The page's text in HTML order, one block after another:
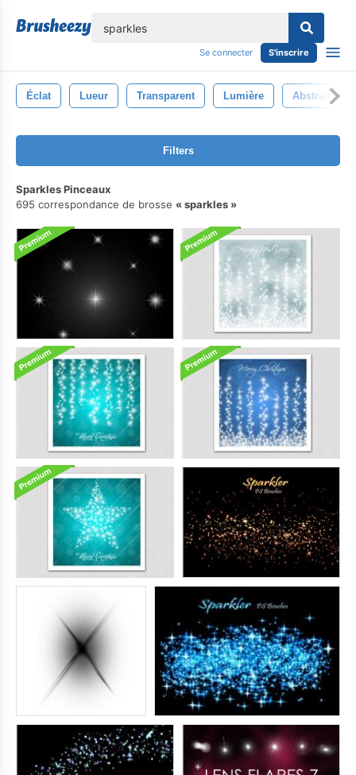
Se connecter S'inscrire
Éclat Lueur Transparent Lumière Abstrait
Filters
Sparkles Pinceaux
695 correspondance de brosse
sparkles